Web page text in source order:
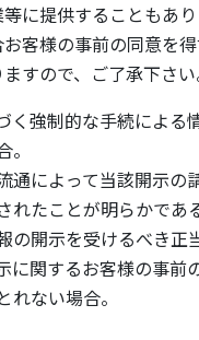
に提供することもあり
客様の事前の同意を
すので、ご了承下さい
く強制的な手続による
通によって当該開示の
れたことが明らかであ
の開示を受けるべき正
に関するお客様の事前
れない場合。